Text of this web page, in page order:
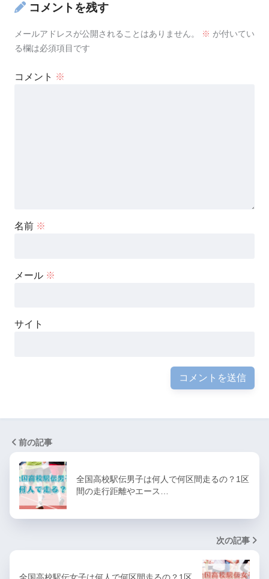
コメントを残す
メールアドレスが公開されることはありません。 ※ が付いてい
る欄は必須項目です
コメント ※
名前 ※
メール ※
サイト
前の記事
全国高校駅伝男子は何人で何区間走るの？1区
間の走行距離やエース…
次の記事
全国高校駅伝女子は何人で何区間走るの？1区